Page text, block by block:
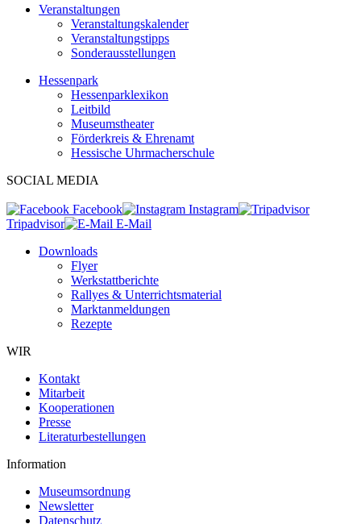
Veranstaltungen
Veranstaltungskalender
Veranstaltungstipps
Sonderausstellungen
Hessenpark
Hessenparklexikon
Leitbild
Museumstheater
Förderkreis & Ehrenamt
Hessische Uhrmacherschule
SOCIAL MEDIA
Facebook
Instagram
Tripadvisor
E-Mail
Downloads
Flyer
Werkstattberichte
Rallyes & Unterrichtsmaterial
Marktanmeldungen
Rezepte
WIR
Kontakt
Mitarbeit
Kooperationen
Presse
Literaturbestellungen
Information
Museumsordnung
Newsletter
Datenschutz